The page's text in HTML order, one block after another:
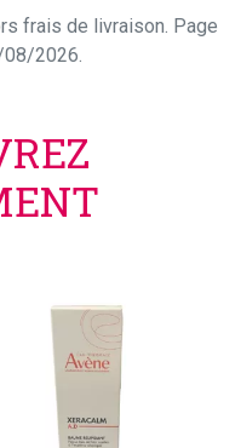
frais de livraison. Page
08/2026.